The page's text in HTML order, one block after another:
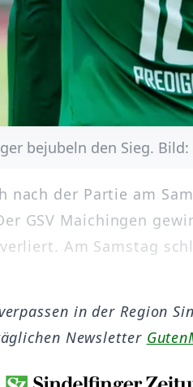
bejubeln den Sieg.
nach der Partie am
GSV Maichingen
Am Samstag
in der Region
Newsletter